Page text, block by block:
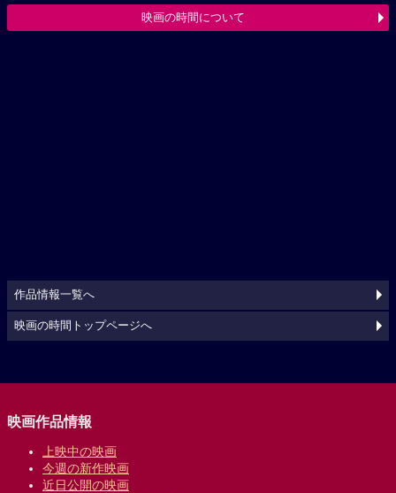
映画の時間について
作品情報一覧へ
映画の時間トップページへ
映画作品情報
上映中の映画
今週の新作映画
近日公開の映画